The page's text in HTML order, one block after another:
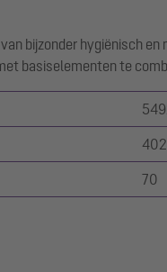
bijzonder hygiënisch
basiselementen te
70